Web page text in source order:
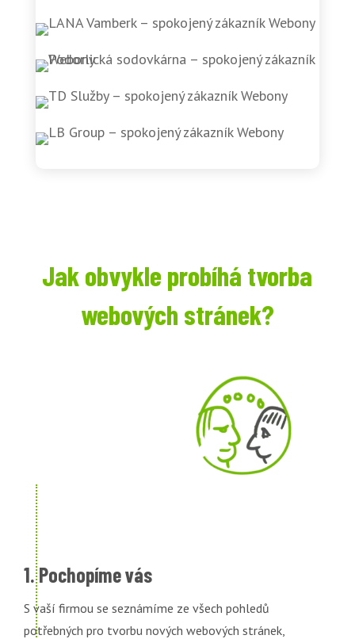
Jak obvykle probíhá tvorba
webových stránek?
1. Pochopíme vás
S vaší firmou se seznámíme ze všech pohledů
potřebných pro tvorbu nových webových stránek,